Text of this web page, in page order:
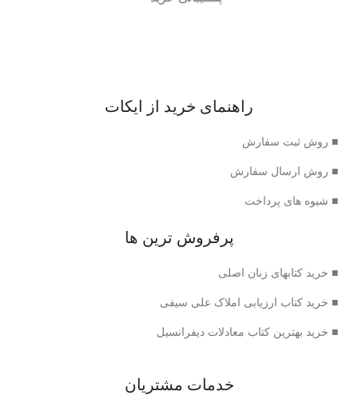
راهنمای خرید از ایکات
■ روش ثبت سفارش
■ روش ارسال سفارش
■ شیوه های پرداخت
پرفروش ترین ها
■ خرید کتابهای زبان اصلی
■ خرید کتاب ارزیابی املاک علی سیفی
■ خرید بهترین کتاب معادلات دیفرانسیل
خدمات مشتریان